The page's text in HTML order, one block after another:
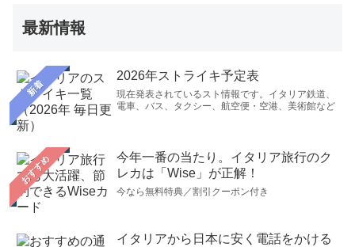
く的確な説明のおかげで、充実した一日を過ごすことが
ピッコロミニもパロンバのディナーも大満足です。簡単
ですが、感謝の気持ちをお伝えしたくメールしました。
本当にありがとうございました。（2023年9月10日）
んの予約をお願いしたIです。旅行から帰って参りまし
た。どちらのレストランも本当に美味しく感動致しまし
た。夫はパロンバさんのトリュフカルボナーラが今回の
さんは私のお気に入りになり、2日連続で伺うほどでし
最新情報
新着
2026年ストライキ予定表
現在発表されているスト情報です。イタリア鉄道、
電車、バス、タクシー、航空便・空港、美術館など
おすすめ
今年一番の当たり。イタリア旅行のク
レカは「Wise」が正解！
今なら無料特典／割引クーポン付き
イタリアから日本に安く電話をかける